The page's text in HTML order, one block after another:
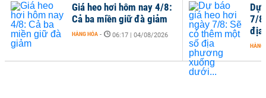
Dự
7/
địa
HÀNG
Giá heo hơi hôm nay 4/8:
Cả ba miền giữ đà giảm
HÀNG HÓA - 06:17 | 04/08/2026